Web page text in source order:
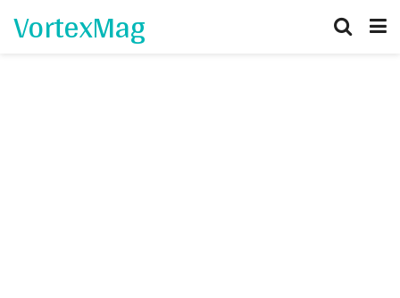
VortexMag